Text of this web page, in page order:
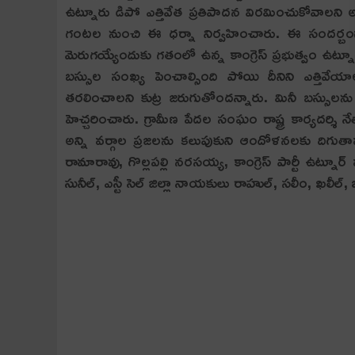
ఉట్నూరు డిపో ఎత్తివేత ప్ర‌తిపాద‌న
గంట‌ల నుంచి ఈ ధ‌ర్నా నిర్వ‌హించారు. ఈ
మెరుగ‌య్యేందుకు గ‌తంలో ఉన్న కాంగ్రెస్ ప్రభుత్వం
బ‌స్సుల సంఖ్య పెంచాల్సింది పోయి దీనిని
తరలించాలని కుట్ర జరుగుతోందన్నారు. మినీ
హెచ్చ‌రించారు. గ్రామీణ పేదల సంఘం రాష్ట్ర
అన్ని వ‌ర్గాల ప్ర‌జ‌ల‌ను క‌లుపుకుని
రామారావు, గొల్లపల్లి నరసయ్య, కాంగ్రెస్ పార్టీ ఉట్నూర్
సునీల్, ఎస్టీ సెల్ జిల్లా నాయకులు రాహుల్, సలీం,